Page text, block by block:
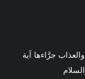
جرَّاءها آية